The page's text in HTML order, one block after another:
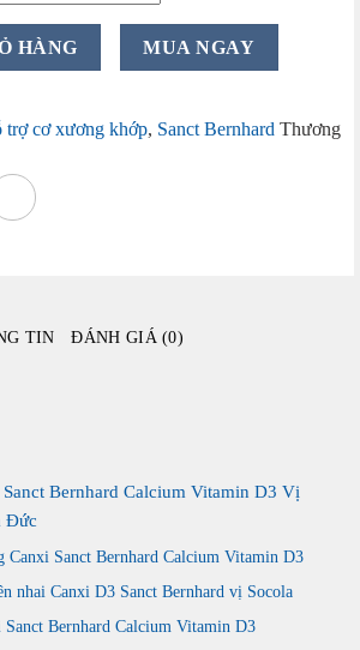
HÀNG MUA NGAY
trợ cơ xương khớp, Sanct Bernhard Thương
TIN ĐÁNH GIÁ (0)
Bernhard Calcium Vitamin D3 Vị
Đức
Canxi Sanct Bernhard Calcium Vitamin D3
nhai Canxi D3 Sanct Bernhard vị Socola
Sanct Bernhard Calcium Vitamin D3